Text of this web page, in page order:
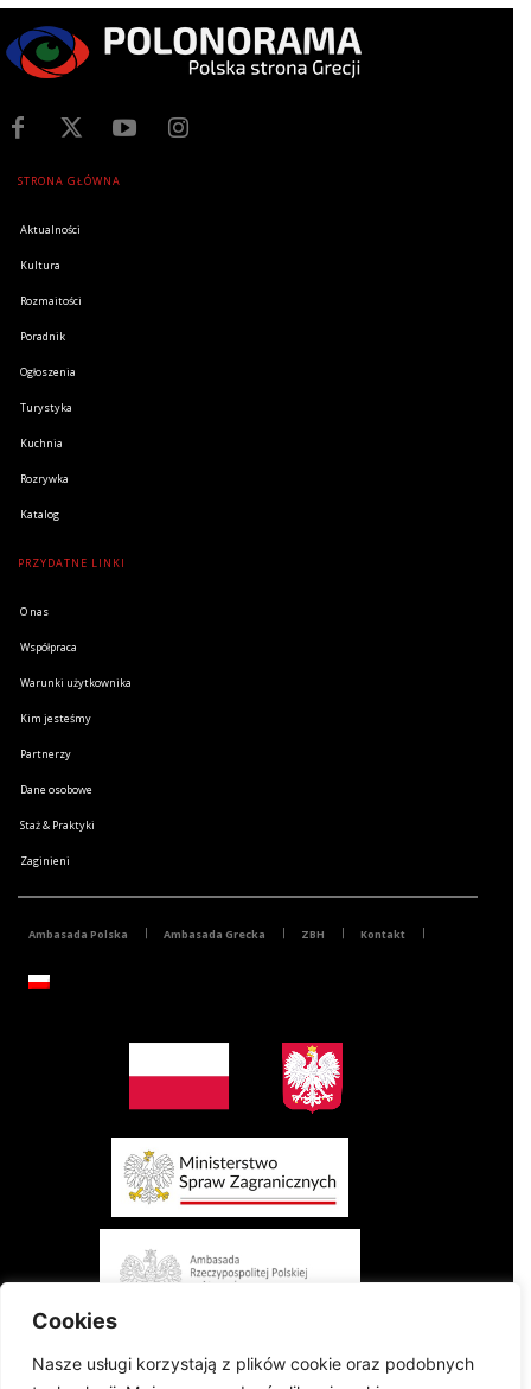
Cookies
Nasze usługi korzystają z plików cookie oraz podobnych
STRONA GŁÓWNA
Aktualności
Kultura
Rozmaitości
Poradnik
Ogłoszenia
Turystyka
Kuchnia
Rozrywka
Katalog
PRZYDATNE LINKI
O nas
Współpraca
Warunki użytkownika
Kim jesteśmy
Partnerzy
Dane osobowe
Staż & Praktyki
Zaginieni
Ambasada Polska Ambasada Grecka ZBH Kontakt